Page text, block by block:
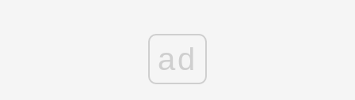
ad